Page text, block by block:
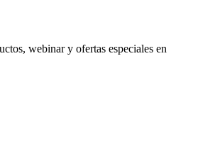
webinar y ofertas especiales en